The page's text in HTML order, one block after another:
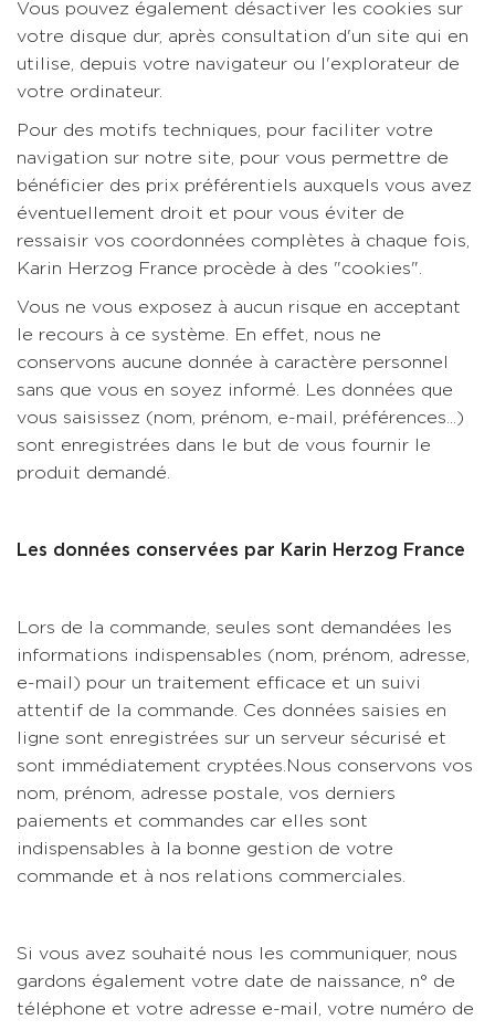
Vous pouvez également désactiver les cookies sur
votre disque dur, après consultation d'un site qui en
utilise, depuis votre navigateur ou l'explorateur de
votre ordinateur.
Pour des motifs techniques, pour faciliter votre
navigation sur notre site, pour vous permettre de
bénéficier des prix préférentiels auxquels vous avez
éventuellement droit et pour vous éviter de
ressaisir vos coordonnées complètes à chaque fois,
Karin Herzog France procède à des "cookies".
Vous ne vous exposez à aucun risque en acceptant
le recours à ce système. En effet, nous ne
conservons aucune donnée à caractère personnel
sans que vous en soyez informé. Les données que
vous saisissez (nom, prénom, e-mail, préférences...)
sont enregistrées dans le but de vous fournir le
produit demandé.
Les données conservées par Karin Herzog France
Lors de la commande, seules sont demandées les
informations indispensables (nom, prénom, adresse,
e-mail) pour un traitement efficace et un suivi
attentif de la commande. Ces données saisies en
ligne sont enregistrées sur un serveur sécurisé et
sont immédiatement cryptées.Nous conservons vos
nom, prénom, adresse postale, vos derniers
paiements et commandes car elles sont
indispensables à la bonne gestion de votre
commande et à nos relations commerciales.
Si vous avez souhaité nous les communiquer, nous
gardons également votre date de naissance, n° de
téléphone et votre adresse e-mail, votre numéro de